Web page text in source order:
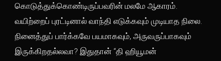
கொடுத்துக்கொண்டிருப்பவரின் மலமே ஆகாரம்.
வயிற்றைப் புரட்டினால் வாந்தி எடுக்கவும் முடியாத நிலை.
நினைத்துப் பார்க்கவே பயமாகவும், அருவருப்பாகவும்
இருக்கிறதல்லவா? இதுதான் “தி ஹியூமன்